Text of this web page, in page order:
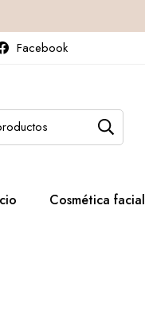
Facebook
Cosmética facial